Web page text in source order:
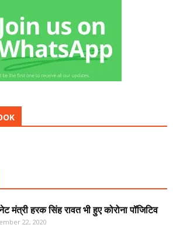
मंत्री हरक सिंह रावत भी हुए कोरोना पॉजिटिव
22, 2020